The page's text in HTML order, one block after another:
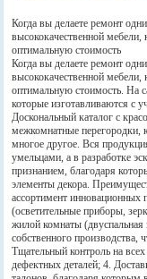
Когда вы делаете ремонт
высококачественной
оптимальную стоимость
Когда вы делаете ремонт
высококачественной
оптимальную стоимость. На
которые изготавливаются с
Доскональный каталог с
межкомнатные перегородки,
многое другое. Вся
умельцами, а в разработке
признанием, благодаря
элементы декора.
ассортимент инновационных
(осветительные приборы,
жилой комнаты (двуспальная
собственного производства,
Тщательный контроль на
дефектных деталей; 4.